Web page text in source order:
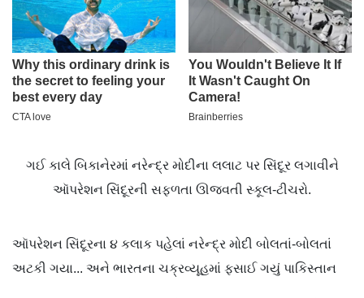
ગઈ કાલે બિકાનેરમાં નરેન્દ્ર મોદીના લલાટ પર સિંદૂર લગાવીને
ઑપરેશન સિંદૂરની સફળતા ઊજવતી સ્કૂલ-ટીચરો.
ઑપરેશન સિંદૂરના ૪ કલાક પહેલાં નરેન્દ્ર મોદી બોલતાં-બોલતાં
અટકી ગયા... અને ભારતના ચક્રવ્યૂહમાં ફસાઈ ગયું પાકિસ્તાન